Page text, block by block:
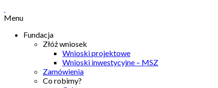
Menu
Fundacja
Złóż wniosek
Wnioski projektowe
Wnioski inwestycyjne – MSZ
Zamówienia
Co robimy?